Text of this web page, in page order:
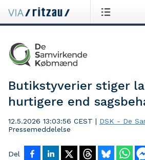
Butikstyverier stiger
hurtigere end
12.5.2026 13:03:56 CEST | DSK - De
Pressemeddelelse
Del